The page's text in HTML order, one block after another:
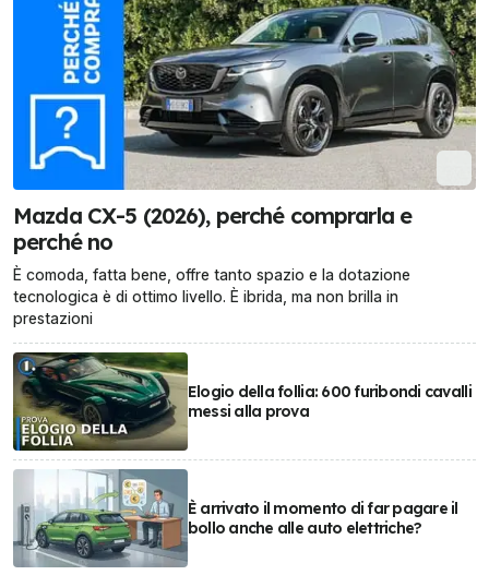
Mazda CX-5 (2026), perché comprarla e
perché no
È comoda, fatta bene, offre tanto spazio e la dotazione
tecnologica è di ottimo livello. È ibrida, ma non brilla in
prestazioni
Elogio della follia: 600 furibondi cavalli
messi alla prova
È arrivato il momento di far pagare il
bollo anche alle auto elettriche?